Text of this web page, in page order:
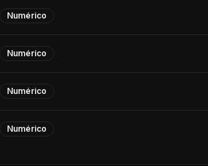
Numérico
Numérico
Numérico
Numérico